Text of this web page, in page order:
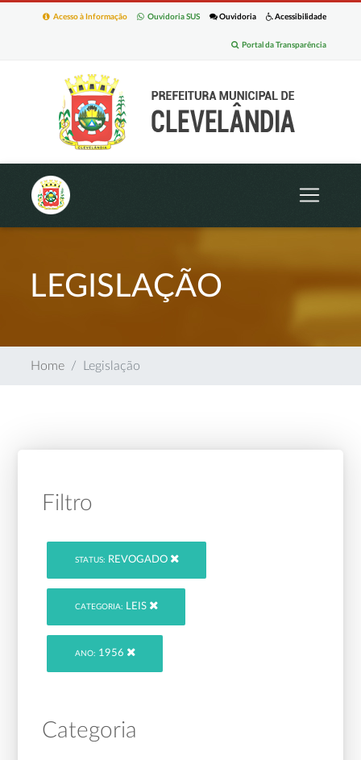
Acessibilidade
Ouvidoria
Ouvidoria SUS
Acesso à Informação
Portal da Transparência
LEGISLAÇÃO
Home Legislação
Filtro
STATUS: REVOGADO
CATEGORIA: LEIS
ANO: 1956
Categoria